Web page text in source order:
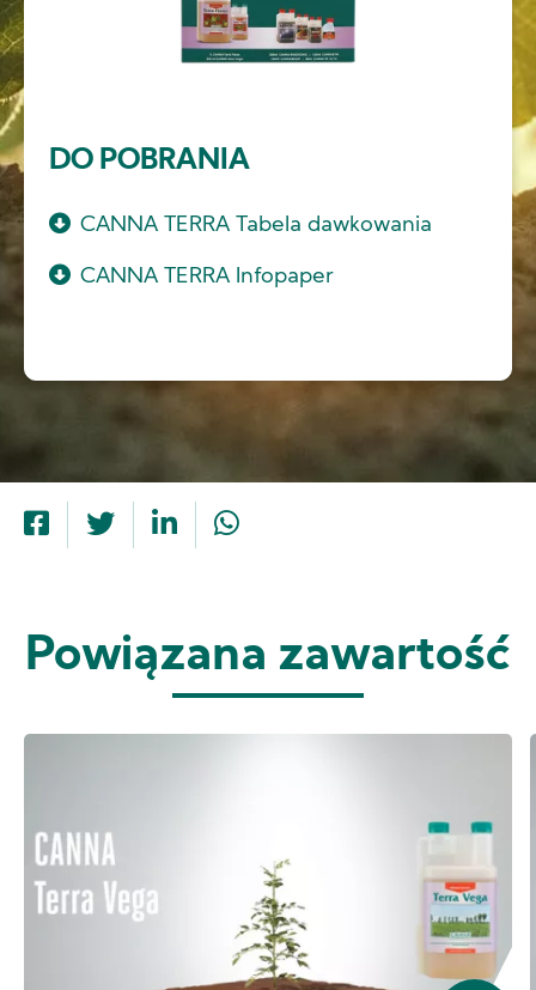
DO POBRANIA
CANNA TERRA Tabela dawkowania
CANNA TERRA Infopaper
Powiązana zawartość